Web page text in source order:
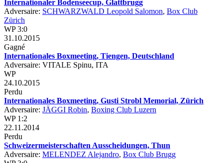
Internationaler Bodenseecup, Glattbrugg
Adversaire: SCHWARZWALD Leopold Salomon, Box Club
Zürich
WP 3:0
31.10.2015
Gagné
Internationales Boxmeeting, Tiengen, Deutschland
Adversaire: VITALE Spinu, ITA
WP
24.10.2015
Perdu
Internationales Boxmeeting, Gusti Strobl Memorial, Zürich
Adversaire: JÄGGI Robin, Boxing Club Luzern
WP 1:2
22.11.2014
Perdu
Schweizermeisterschaften Ausscheidungen, Thun
Adversaire: MELENDEZ Alejandro, Box Club Brugg